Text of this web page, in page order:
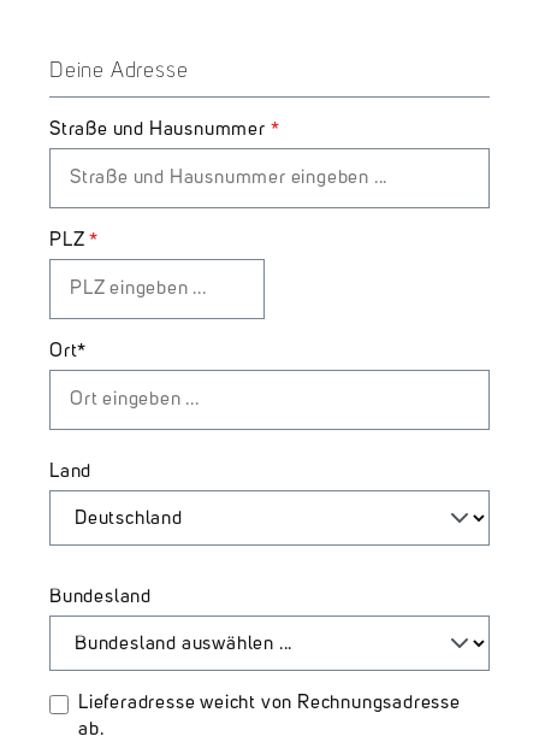
Deine Adresse
Straße und Hausnummer *
PLZ *
Ort*
Land
Bundesland
Lieferadresse weicht von Rechnungsadresse
ab.